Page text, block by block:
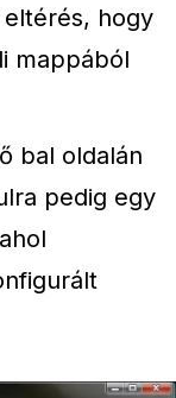
hogy
mappából
bal oldalán
pedig egy